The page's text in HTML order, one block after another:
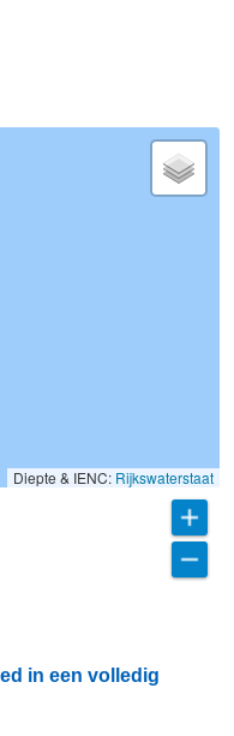
Diepte & IENC: Rijkswaterstaat
in een volledig